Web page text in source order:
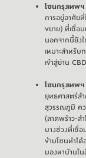
โซนกรุงเทพ
การอยู่อาศัย
ขยาย) ที่เชื่อ
นอกจากนี้ยัง
เหมาะสำหรั
เข้าสู่ย่าน
โซนกรุงเทพ
ยุทธศาสตร์ส
สุวรรณภูมิ คว
(ลาดพร้าว-ส
บางช่วงที่เชื่
ข้ามโซนทำได้
มองหาบ้านใ